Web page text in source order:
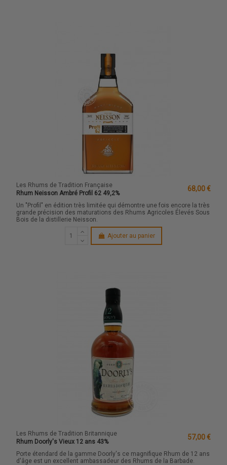
Les Rhums de Tradition Française
Rhum Neisson Ambré Profil 62 49,2%
68,00 €
Un "Profil" en édition très limitée qui démontre une fois encore la très
grande précision des maturations des Rhums Agricoles Élevés Sous
Bois de la distillerie Neisson.
Ajouter au panier
Les Rhums de Tradition Britannique
Rhum Doorly's Vieux 12 ans 43%
57,00 €
Porte étendard de la gamme Doorly's ce magnifique Rhum de 12 ans
d'âge est un excellent ambassadeur des Rhums de la Barbade.